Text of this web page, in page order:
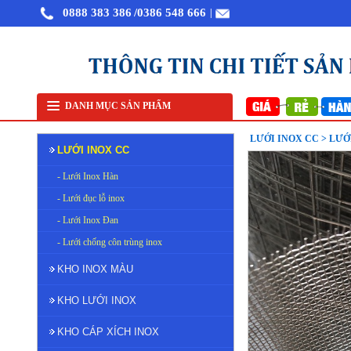
0888 383 386 /0386 548 666
DANH MỤC SẢN PHẨM
Lưới lọc inox 304 Lưới inox đan ô 7x7mm 304 TLG Thăng Long khổ 1m
LƯỚI INOX CC
- Lưới Inox Hàn
- Lưới đục lỗ inox
- Lưới Inox Đan
- Lưới chống côn trùng inox
KHO INOX MÀU
KHO LƯỚI INOX
KHO CÁP XÍCH INOX
LƯỚI INOX CC >